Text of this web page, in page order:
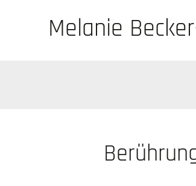
Melanie